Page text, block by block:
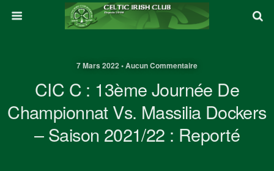
7 Mars 2022 • Aucun Commentaire
CIC C : 13ème Journée De
Championnat Vs. Massilia Dockers
– Saison 2021/22 : Reporté